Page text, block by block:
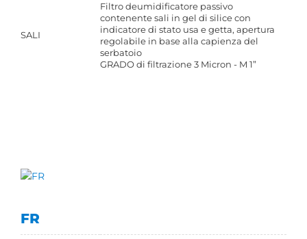
SALI
Filtro deumidificatore passivo
contenente sali in gel di silice con
indicatore di stato usa e getta, apertura
regolabile in base alla capienza del
serbatoio
GRADO di filtrazione 3 Micron - M 1”
FR